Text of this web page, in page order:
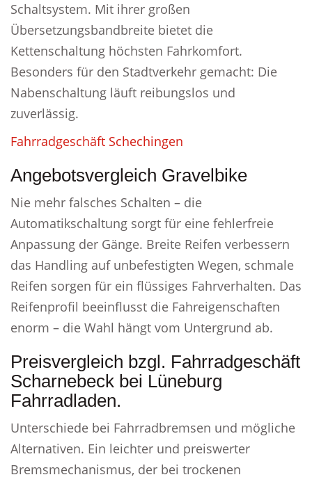
Schaltsystem. Mit ihrer großen
Übersetzungsbandbreite bietet die
Kettenschaltung höchsten Fahrkomfort.
Besonders für den Stadtverkehr gemacht: Die
Nabenschaltung läuft reibungslos und
zuverlässig.
Fahrradgeschäft Schechingen
Angebotsvergleich Gravelbike
Nie mehr falsches Schalten – die
Automatikschaltung sorgt für eine fehlerfreie
Anpassung der Gänge. Breite Reifen verbessern
das Handling auf unbefestigten Wegen, schmale
Reifen sorgen für ein flüssiges Fahrverhalten. Das
Reifenprofil beeinflusst die Fahreigenschaften
enorm – die Wahl hängt vom Untergrund ab.
Preisvergleich bzgl. Fahrradgeschäft
Scharnebeck bei Lüneburg
Fahrradladen.
Unterschiede bei Fahrradbremsen und mögliche
Alternativen. Ein leichter und preiswerter
Bremsmechanismus, der bei trockenen